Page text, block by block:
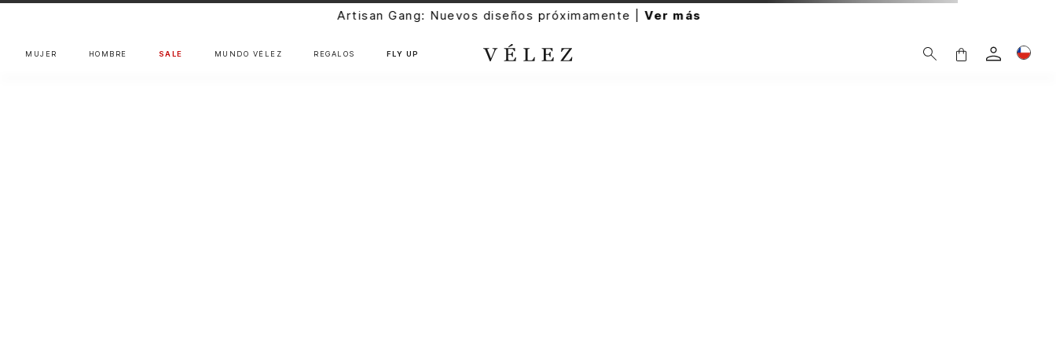
Artisan Gang: Nuevos diseños próximamente |Ver más
MUJER HOMBRE SALE MUNDO VÉLEZ REGALOS FLY UP